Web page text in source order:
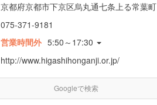
京都府京都市下京区烏丸通七条上る常葉町
075-371-9181
営業時間外 5:50～17:30
http://www.higashihonganji.or.jp/
Googleで検索